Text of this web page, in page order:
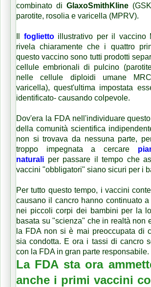
combinato di GlaxoSmithKline
parotite, rosolia e varicella (MPRV).
fogliettoillustrativo per il vaccino
rivela chiaramente che i quattro
questo vaccino sono tutti prodotti
cellule embrionali di pulcino
nelle cellule diploidi umane
varicella), quest'ultima impostata
identificato- causando colpevole.
Dov'era la FDA nell'individuare
della comunità scientifica
non si trovava da nessuna parte,
troppo impegnata a cercare
naturali per passare il tempo che
vaccini "obbligatori" siano sicuri per i
Per tutto questo tempo, i vaccini
causano il cancro hanno continuato
nei piccoli corpi dei bambini per la
basata su "scienza" che in realtà non
la FDA non si è mai preoccupata di
sia condotta. E ora i tassi di cancro
con la FDA in gran parte responsabile.
La FDA sta ora
anche i primi vaccini